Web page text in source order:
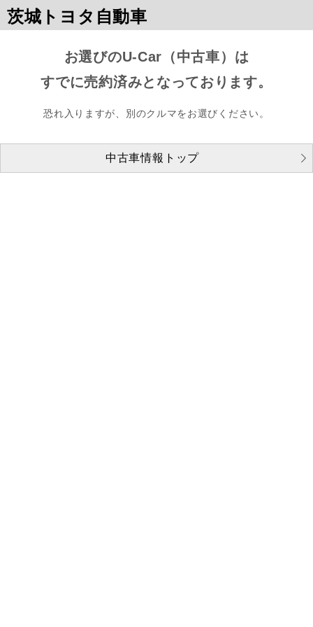
茨城トヨタ自動車
お選びのU-Car（中古車）は
すでに売約済みとなっております。
恐れ入りますが、別のクルマをお選びください。
中古車情報トップ